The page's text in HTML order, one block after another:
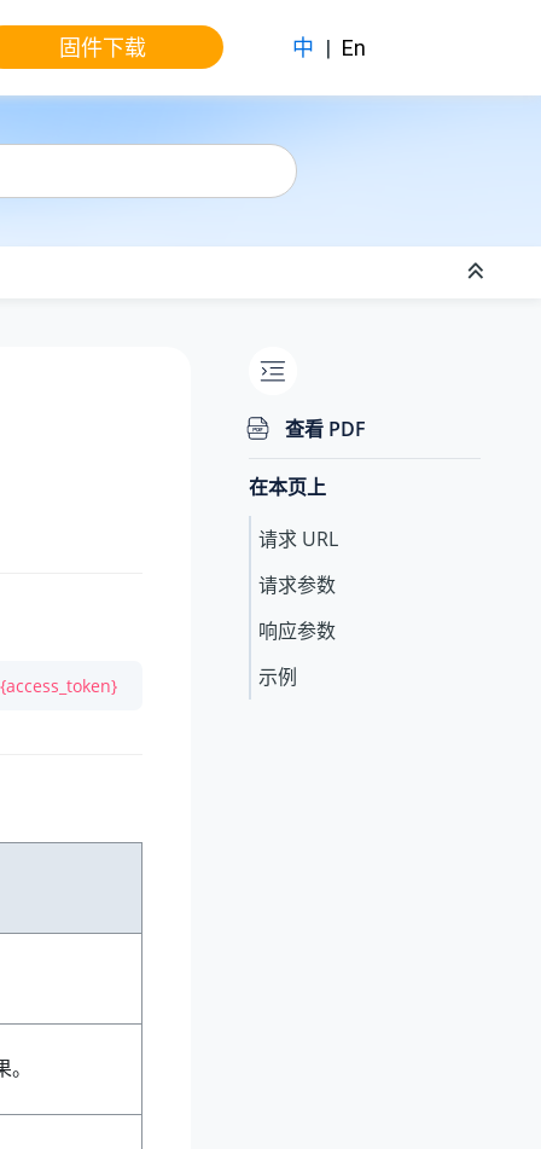
固件下载 中 | En
{access_token}
查看 PDF
在本页上
请求 URL
请求参数
响应参数
示例